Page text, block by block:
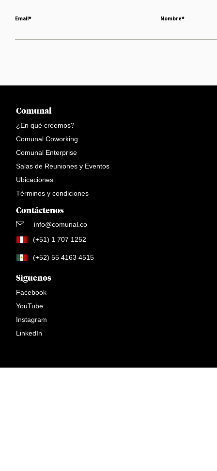
Email* Nombre*
Comunal
¿En qué creemos?
Comunal Coworking
Comunal Enterprise
Salas de Reuniones y Eventos
Ubicaciones
Términos y condiciones
Contáctenos
info@comunal.co
(+51) 1 707 1252
(+52) 55 4163 4515
Síguenos
Facebook
YouTube
Instagram
LinkedIn